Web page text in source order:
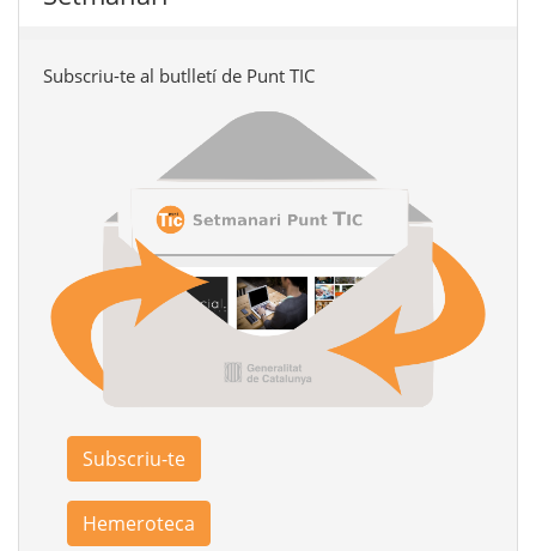
Subscriu-te al butlletí de Punt TIC
Subscriu-te
Hemeroteca